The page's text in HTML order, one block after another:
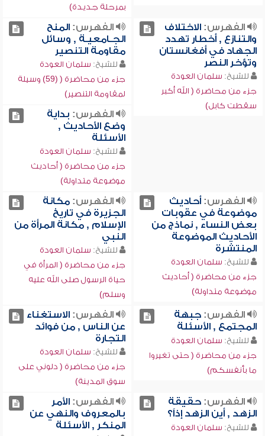
بمرحلة جديدة)
الفهرس:الاختلاف
والتنازع , أخطار تهدد
الجهاد في أفغانستان
وتؤخر النصر
للشيخ: سلمان العودة
جزء من محاضرة ( الله أكبر
سقطت كابل)
الفهرس:المنح
الجـامعيـة , وسائل
مقاومة التنصير
للشيخ: سلمان العودة
جزء من محاضرة ( (59) وسيلة
لمقاومة التنصير)
الفهرس: بداية
وضع الأحاديث ,
الأسئلة
للشيخ: سلمان العودة
جزء من محاضرة ( أحاديث
موضوعة متداولة)
الفهرس:أحاديث
موضوعة في عقوبات
بعض النساء , نماذج من
الأحاديث الموضوعة
المنتشرة
للشيخ: سلمان العودة
جزء من محاضرة ( أحاديث
موضوعة متداولة)
الفهرس:مكانة
الجزيرة في تاريخ
الإسلام , مكانة المرأة من
النبي
للشيخ: سلمان العودة
جزء من محاضرة ( المرأة في
حياة الرسول صلى الله عليه
وسلم)
الفهرس:جبهة
المجتمع , الأسئلة
للشيخ: سلمان العودة
جزء من محاضرة ( حتى تغيروا
ما بأنفسكم)
الفهرس:الاستغناء
عن الناس , من فوائد
التجارة
للشيخ: سلمان العودة
جزء من محاضرة ( دلوني على
سوق المدينة)
الفهرس:حقيقة
الزهد , أين الزهد إذاً؟
للشيخ: سلمان العودة
الفهرس:الأمر
بالمعروف والنهي عن
المنكر , الأسئلة